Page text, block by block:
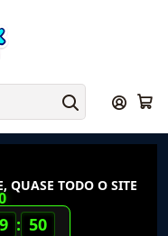
QUASE TODO O SITE
: 50